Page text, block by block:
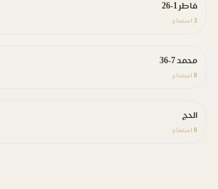
فاطر 1-26
3 استماع
محمد 7-36
0 استماع
الحج
0 استماع